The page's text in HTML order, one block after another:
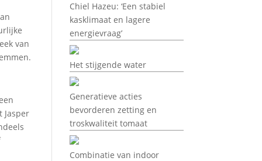
van
Jasper
Chiel Hazeu: ‘Een stabiel
kasklimaat en lagere
energievraag’
Het stijgende water
Generatieve acties
bevorderen zetting en
troskwaliteit tomaat
Combinatie van indoor